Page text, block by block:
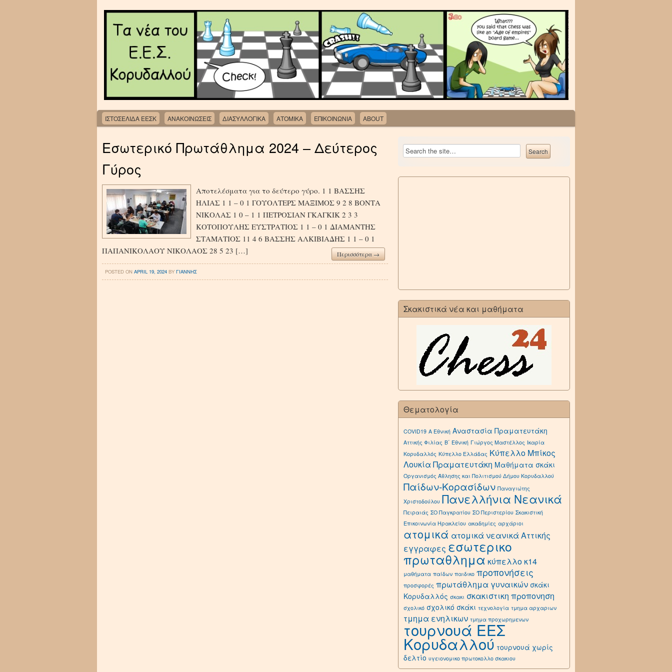
ΙΣΤΟΣΕΛΙΔΑ ΕΕΣΚ ΑΝΑΚΟΙΝΩΣΕΙΣ ΔΙΑΣΥΛΛΟΓΙΚΑ ΑΤΟΜΙΚΑ ΕΠΙΚΟΙΝΩΝΙΑ ABOUT
Εσωτερικό Πρωτάθλημα 2024 – Δεύτερος
Γύρος
Αποτελέσματα για το δεύτερο γύρο. 1 1 ΒΑΣΣΗΣ
ΗΛΙΑΣ 1 1 – 0 1 ΓΟΥΟΛΤΕΡΣ ΜΑΞΙΜΟΣ 9 2 8 ΒΟΝΤΑ
ΝΙΚΟΛΑΣ 1 0 – 1 1 ΠΕΤΡΟΣΙΑΝ ΓΚΑΓΚΙΚ 2 3 3
ΚΟΤΟΠΟΥΛΗΣ ΕΥΣΤΡΑΤΙΟΣ 1 1 – 0 1 ΔΙΑΜΑΝΤΗΣ
ΣΤΑΜΑΤΙΟΣ 11 4 6 ΒΑΣΣΗΣ ΑΛΚΙΒΙΑΔΗΣ 1 1 – 0 1
ΠΑΠΑΝΙΚΟΛΑΟΥ ΝΙΚΟΛΑΟΣ 28 5 23 […]
Περισσότερα →
POSTED ON APRIL 19, 2024BY ΓΙΑΝΝΗΣ
Σκακιστικά νέα και μαθήματα
Θεματολογία
COVID19 Α Εθνική Αναστασία Πραματευτάκη
Αττικής Φιλίας Β΄ Εθνική Γιώργος Μαστέλλος Ικαρία
Κορυδαλλός Κύπελλο Ελλάδας Κύπελλο Μπίκος
Λουκία Πραματευτάκη Μαθήματα σκάκι
Οργανισμός Άθλησης και Πολιτισμού Δήμου Κορυδαλλού
Παίδων-Κορασίδων Παναγιώτης
Χριστοδούλου Πανελλήνια Νεανικά
Πειραιάς ΣΟ Παγκρατίου ΣΟ Περιστερίου Σκακιστική
Επικοινωνία Ηρακλείου ακαδημίες αρχάριοι
ατομικά ατομικά νεανικά Αττικής
εγγραφες εσωτερικο
πρωταθλημα κύπελλο κ14
μαθήματα παίδων παιδικο προπονήσεις
προσφορές πρωτάθλημα γυναικών σκάκι
Κορυδαλλός σκακι σκακιστικη προπονηση
σχολικό σχολικό σκάκι τεχνολογία τμημα αρχαριων
τμημα ενηλικων τμημα προχωρημενων
τουρνουά ΕΕΣ
Κορυδαλλού τουρνουά χωρίς
δελτίο υγειονομικο πρωτοκολλο σκακιου